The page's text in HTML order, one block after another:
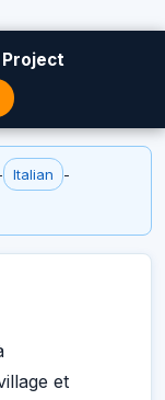
Project
Italian
-
et